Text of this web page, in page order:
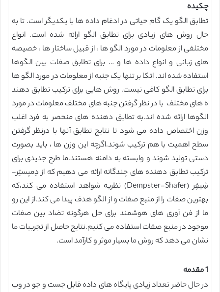
چکیده
تطابق الگو یک گام حیاتی در ادغام داده ها با یکدیگر است. تا به
حال روش های زیادی برای تطابق الگو ارائه شده است. انواع
مختلفی از معلومات در مورد الگو ها ، از قبیل ساختار ها ، خصیصه
های زبانی و انواع داده ها و … برای تطابق صفات بین الگوها
استفاده شده اند. اتکا بر تنها یک جنبه از معلومات در مورد الگو ها
برای تطابق الگو کافی نیست. روش هایی برای ترکیب تطابق دهند
ه های مختلف با در نظر گرفتن جنبه های مختلف معلومات در مورد
الگوها ارائه شده اند.به تطابق دهنده های منحصر به فرد اغلب
وزن اختصاص داده می شود تا نتایج تطابق آنها با درنظر گرفتن
سطح اهمیت با هم ترکیب شوند.اگرچه این وزن ها ، باید بصورت
دستی تولید شوند و وابسته به دامنه هستند.ما طرح جدیدی برای
ترکیب تطابق دهنده های چندگانه ارائه می دهیم که از دِمپستِر-
شِیفِر (Dempster-Shafer) نظریه شواهد استفاده می کند،که
بهترین صفات را از منبع صفات و از الگو هدف پیدا می کند.از این رو
ما از فن آوری های هوشمند برای حل هرگونه تضاد بین صفات
موجود در منبع صفات استفاده می کنیم.نتایج حاصل از تجربیات ما
نشان می دهد که روش ما بسیار موثر و کارآمد است.
1 مقدمه
در حال حاضر تعداد زیادی پایگاه های داده قابل جست و جو در وب